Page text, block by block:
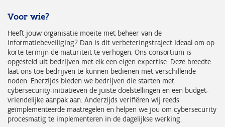
Voor wie?
Heeft jouw organisatie moeite met beheer van de
informatiebeveiliging? Dan is dit verbeteringstraject ideaal om op
korte termijn de maturiteit te verhogen. Ons consortium is
opgesteld uit bedrijven met elk een eigen expertise. Deze breedte
laat ons toe bedrijven te kunnen bedienen met verschillende
noden. Enerzijds bieden we bedrijven die starten met
cybersecurity-initiatieven de juiste doelstellingen en een budget-
vriendelijke aanpak aan. Anderzijds verifiëren wij reeds
geïmplementeerde maatregelen en helpen we jou om cybersecurity
procesmatig te implementeren in de dagelijkse werking.